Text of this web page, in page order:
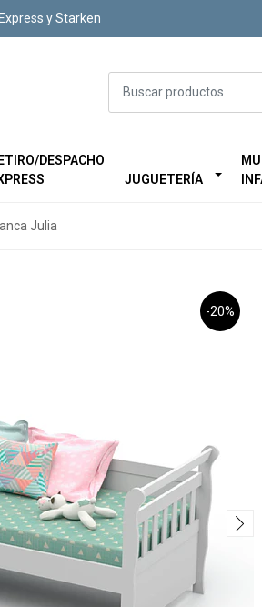
y Starken
DESPACHO
JUGUETERÍA
Julia
-20%